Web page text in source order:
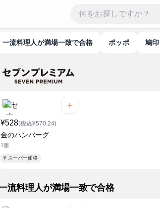
一流料理人が満場一致で合格 ポッポ 鳩印
¥528(税込¥570.24)
金のハンバーグ
1個
¥ スーパー価格
一流料理人が満場一致で合格